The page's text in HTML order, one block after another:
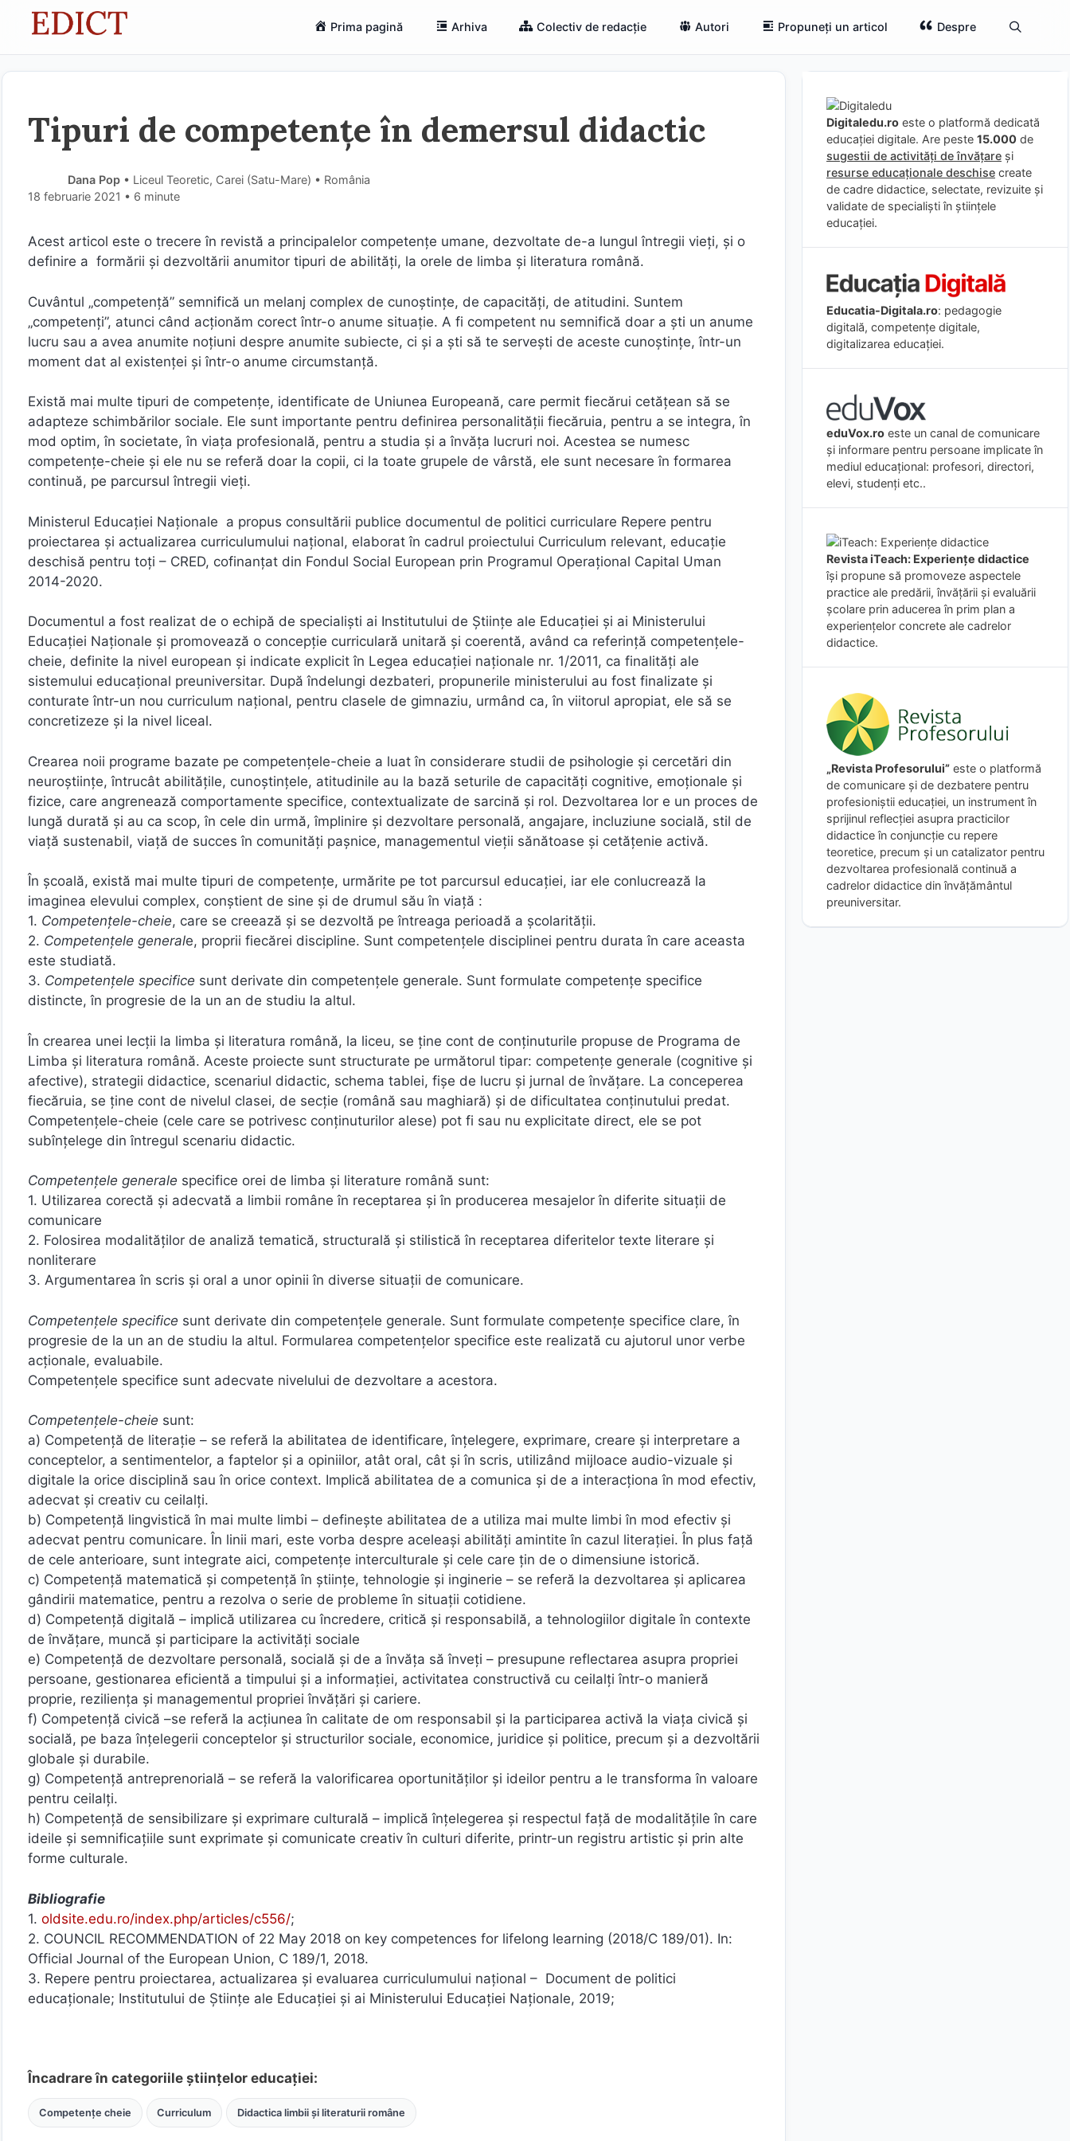
Prima pagină Arhiva Colectiv de redacție Autori Propuneți un articol Despre
Tipuri de competențe în demersul didactic
Dana Pop • Liceul Teoretic, Carei (Satu-Mare) • România
18 februarie 2021 • 6 minute
Acest articol este o trecere în revistă a principalelor competențe umane, dezvoltate de-a lungul întregii vieți, și o
definire a formării și dezvoltării anumitor tipuri de abilități, la orele de limba și literatura română.
Cuvântul „competență” semnifică un melanj complex de cunoștințe, de capacități, de atitudini. Suntem
„competenți”, atunci când acționăm corect într-o anume situație. A fi competent nu semnifică doar a ști un anume
lucru sau a avea anumite noțiuni despre anumite subiecte, ci și a ști să te servești de aceste cunoștințe, într-un
moment dat al existenței și într-o anume circumstanță.
Există mai multe tipuri de competențe, identificate de Uniunea Europeană, care permit fiecărui cetățean să se
adapteze schimbărilor sociale. Ele sunt importante pentru definirea personalității fiecăruia, pentru a se integra, în
mod optim, în societate, în viața profesională, pentru a studia și a învăța lucruri noi. Acestea se numesc
competențe-cheie și ele nu se referă doar la copii, ci la toate grupele de vârstă, ele sunt necesare în formarea
continuă, pe parcursul întregii vieți.
Ministerul Educației Naționale a propus consultării publice documentul de politici curriculare Repere pentru
proiectarea și actualizarea curriculumului național, elaborat în cadrul proiectului Curriculum relevant, educație
deschisă pentru toți – CRED, cofinanțat din Fondul Social European prin Programul Operațional Capital Uman
2014-2020.
Documentul a fost realizat de o echipă de specialiști ai Institutului de Științe ale Educației și ai Ministerului
Educației Naționale și promovează o concepţie curriculară unitară şi coerentă, având ca referinţă competenţele-
cheie, definite la nivel european și indicate explicit în Legea educaţiei naţionale nr. 1/2011, ca finalități ale
sistemului educațional preuniversitar. După îndelungi dezbateri, propunerile ministerului au fost finalizate și
conturate într-un nou curriculum național, pentru clasele de gimnaziu, urmând ca, în viitorul apropiat, ele să se
concretizeze și la nivel liceal.
Crearea noii programe bazate pe competențele-cheie a luat în considerare studii de psihologie și cercetări din
neuroștiințe, întrucât abilitățile, cunoștințele, atitudinile au la bază seturile de capacități cognitive, emoționale și
fizice, care angrenează comportamente specifice, contextualizate de sarcină și rol. Dezvoltarea lor e un proces de
lungă durată și au ca scop, în cele din urmă, împlinire și dezvoltare personală, angajare, incluziune socială, stil de
viață sustenabil, viață de succes în comunități pașnice, managementul vieții sănătoase și cetățenie activă.
În școală, există mai multe tipuri de competențe, urmărite pe tot parcursul educației, iar ele conlucrează la
imaginea elevului complex, conștient de sine și de drumul său în viață :
1. Competențele-cheie, care se creează și se dezvoltă pe întreaga perioadă a școlarității.
2. Competențele generale, proprii fiecărei discipline. Sunt competențele disciplinei pentru durata în care aceasta
este studiată.
3. Competențele specifice sunt derivate din competențele generale. Sunt formulate competențe specifice
distincte, în progresie de la un an de studiu la altul.
În crearea unei lecții la limba și literatura română, la liceu, se ține cont de conținuturile propuse de Programa de
Limba și literatura română. Aceste proiecte sunt structurate pe următorul tipar: competențe generale (cognitive și
afective), strategii didactice, scenariul didactic, schema tablei, fișe de lucru și jurnal de învățare. La conceperea
fiecăruia, se ține cont de nivelul clasei, de secție (română sau maghiară) și de dificultatea conținutului predat.
Competențele-cheie (cele care se potrivesc conținuturilor alese) pot fi sau nu explicitate direct, ele se pot
subînțelege din întregul scenariu didactic.
Competențele generale specifice orei de limba și literature română sunt:
1. Utilizarea corectă şi adecvată a limbii române în receptarea şi în producerea mesajelor în diferite situaţii de
comunicare
2. Folosirea modalităţilor de analiză tematică, structurală şi stilistică în receptarea diferitelor texte literare şi
nonliterare
3. Argumentarea în scris şi oral a unor opinii în diverse situaţii de comunicare.
Competenţele specifice sunt derivate din competenţele generale. Sunt formulate competenţe specifice clare, în
progresie de la un an de studiu la altul. Formularea competenţelor specifice este realizată cu ajutorul unor verbe
acţionale, evaluabile.
Competențele specifice sunt adecvate nivelului de dezvoltare a acestora.
Competențele-cheie sunt:
a) Competenţă de literaţie – se referă la abilitatea de identificare, înțelegere, exprimare, creare și interpretare a
conceptelor, a sentimentelor, a faptelor și a opiniilor, atât oral, cât și în scris, utilizând mijloace audio-vizuale și
digitale la orice disciplină sau în orice context. Implică abilitatea de a comunica și de a interacționa în mod efectiv,
adecvat și creativ cu ceilalți.
b) Competenţă lingvistică în mai multe limbi – definește abilitatea de a utiliza mai multe limbi în mod efectiv și
adecvat pentru comunicare. În linii mari, este vorba despre aceleași abilități amintite în cazul literației. În plus față
de cele anterioare, sunt integrate aici, competențe interculturale și cele care țin de o dimensiune istorică.
c) Competenţă matematică și competenţă în știinţe, tehnologie și inginerie – se referă la dezvoltarea și aplicarea
gândirii matematice, pentru a rezolva o serie de probleme în situații cotidiene.
d) Competenţă digitală – implică utilizarea cu încredere, critică și responsabilă, a tehnologiilor digitale în contexte
de învățare, muncă şi participare la activități sociale
e) Competenţă de dezvoltare personală, socială și de a învăţa să înveţi – presupune reflectarea asupra propriei
persoane, gestionarea eficientă a timpului și a informației, activitatea constructivă cu ceilalți într-o manieră
proprie, reziliența și managementul propriei învățări și cariere.
f) Competenţă civică –se referă la acțiunea în calitate de om responsabil și la participarea activă la viața civică și
socială, pe baza înțelegerii conceptelor și structurilor sociale, economice, juridice și politice, precum și a dezvoltării
globale și durabile.
g) Competenţă antreprenorială – se referă la valorificarea oportunităților și ideilor pentru a le transforma în valoare
pentru ceilalți.
h) Competenţă de sensibilizare și exprimare culturală – implică înțelegerea și respectul față de modalitățile în care
ideile și semnificațiile sunt exprimate și comunicate creativ în culturi diferite, printr-un registru artistic și prin alte
forme culturale.
Bibliografie
1. oldsite.edu.ro/index.php/articles/c556/;
2. COUNCIL RECOMMENDATION of 22 May 2018 on key competences for lifelong learning (2018/C 189/01). In:
Official Journal of the European Union, C 189/1, 2018.
3. Repere pentru proiectarea, actualizarea şi evaluarea curriculumului național – Document de politici
educaționale; Institutului de Științe ale Educației și ai Ministerului Educației Naționale, 2019;
Încadrare în categoriile științelor educației:
Competențe cheie Curriculum Didactica limbii și literaturii române
Digitaledu.ro este o platformă dedicată
educației digitale. Are peste 15.000 de
sugestii de activități de învățare și
resurse educaționale deschise create
de cadre didactice, selectate, revizuite și
validate de specialiști în științele
educației.
Educatia-Digitala.ro: pedagogie
digitală, competențe digitale,
digitalizarea educației.
eduVox.ro este un canal de comunicare
și informare pentru persoane implicate în
mediul educațional: profesori, directori,
elevi, studenți etc..
Revista iTeach: Experienţe didactice
îşi propune să promoveze aspectele
practice ale predării, învăţării şi evaluării
şcolare prin aducerea în prim plan a
experienţelor concrete ale cadrelor
didactice.
„Revista Profesorului” este o platformă
de comunicare și de dezbatere pentru
profesioniștii educației, un instrument în
sprijinul reflecției asupra practicilor
didactice în conjuncție cu repere
teoretice, precum și un catalizator pentru
dezvoltarea profesională continuă a
cadrelor didactice din învățământul
preuniversitar.